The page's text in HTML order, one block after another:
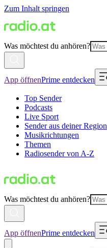
Zum Inhalt springen
Was möchtest du anhören?
App öffnenPrime entdecken
Top Sender
Podcasts
Live Sport
Sender aus deiner Region
Musikrichtungen
Themen
Radiosender von A-Z
Was möchtest du anhören?
App öffnenPrime entdecken